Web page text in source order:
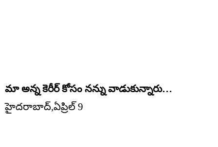
మా అన్న కెరీర్ కోసం నన్ను వాడుకున్నారు…
హైదరాబాద్,ఏప్రిల్ 9